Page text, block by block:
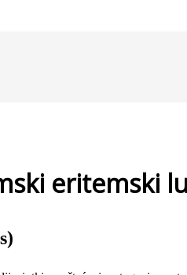
eritemski